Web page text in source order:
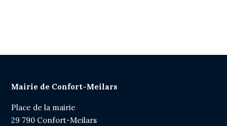
Cliquer sur le titre pour afficher l'article
Arrêté stationnement rue Pen Ar Bed
Mairie de Confort-Meilars
Place de la mairie
29 790 Confort-Meilars